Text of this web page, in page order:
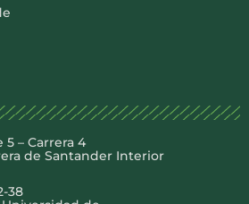
5 – Carrera 4
de Santander Interior
38